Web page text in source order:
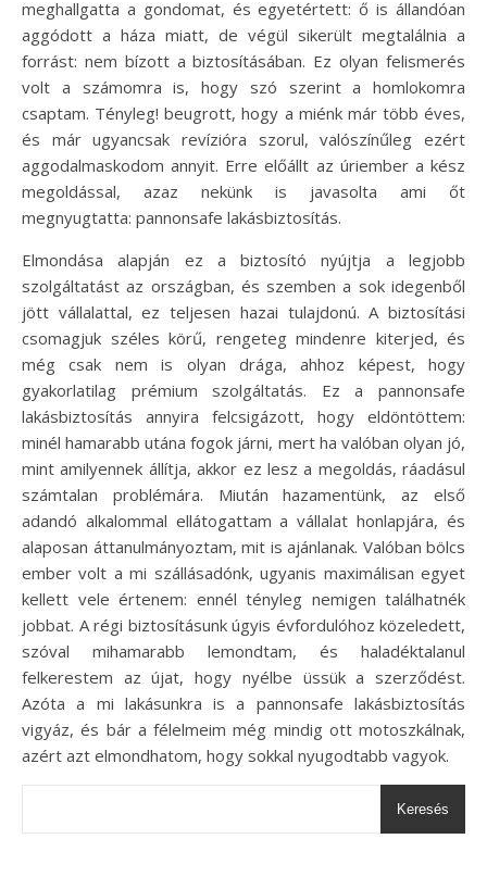
meghallgatta a gondomat, és egyetértett: ő is állandóan
aggódott a háza miatt, de végül sikerült megtalálnia a
forrást: nem bízott a biztosításában. Ez olyan felismerés
volt a számomra is, hogy szó szerint a homlokomra
csaptam. Tényleg! beugrott, hogy a miénk már több éves,
és már ugyancsak revízióra szorul, valószínűleg ezért
aggodalmaskodom annyit. Erre előállt az úriember a kész
megoldással, azaz nekünk is javasolta ami őt
megnyugtatta: pannonsafe lakásbiztosítás.
Elmondása alapján ez a biztosító nyújtja a legjobb
szolgáltatást az országban, és szemben a sok idegenből
jött vállalattal, ez teljesen hazai tulajdonú. A biztosítási
csomagjuk széles körű, rengeteg mindenre kiterjed, és
még csak nem is olyan drága, ahhoz képest, hogy
gyakorlatilag prémium szolgáltatás. Ez a pannonsafe
lakásbiztosítás annyira felcsigázott, hogy eldöntöttem:
minél hamarabb utána fogok járni, mert ha valóban olyan jó,
mint amilyennek állítja, akkor ez lesz a megoldás, ráadásul
számtalan problémára. Miután hazamentünk, az első
adandó alkalommal ellátogattam a vállalat honlapjára, és
alaposan áttanulmányoztam, mit is ajánlanak. Valóban bölcs
ember volt a mi szállásadónk, ugyanis maximálisan egyet
kellett vele értenem: ennél tényleg nemigen találhatnék
jobbat. A régi biztosításunk úgyis évfordulóhoz közeledett,
szóval mihamarabb lemondtam, és haladéktalanul
felkerestem az újat, hogy nyélbe üssük a szerződést.
Azóta a mi lakásunkra is a pannonsafe lakásbiztosítás
vigyáz, és bár a félelmeim még mindig ott motoszkálnak,
azért azt elmondhatom, hogy sokkal nyugodtabb vagyok.
Keresés